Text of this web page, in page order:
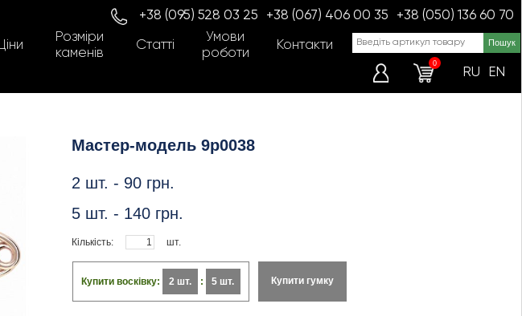
Розміри
каменів
Статті
Умови
роботи
Контакти
+38 (095) 528 03 25 +38 (067) 406 00 35 +38 (050) 136 60 70
0
RU EN
Мастер-модель 9p0038
2 шт. - 90 грн.
5 шт. - 140 грн.
Кількість: шт.
Купити восківку: 2 шт. : 5 шт. Купити гумку